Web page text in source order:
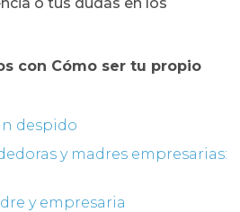
con Cómo ser tu propio
despido
y madres empresarias:
y empresaria